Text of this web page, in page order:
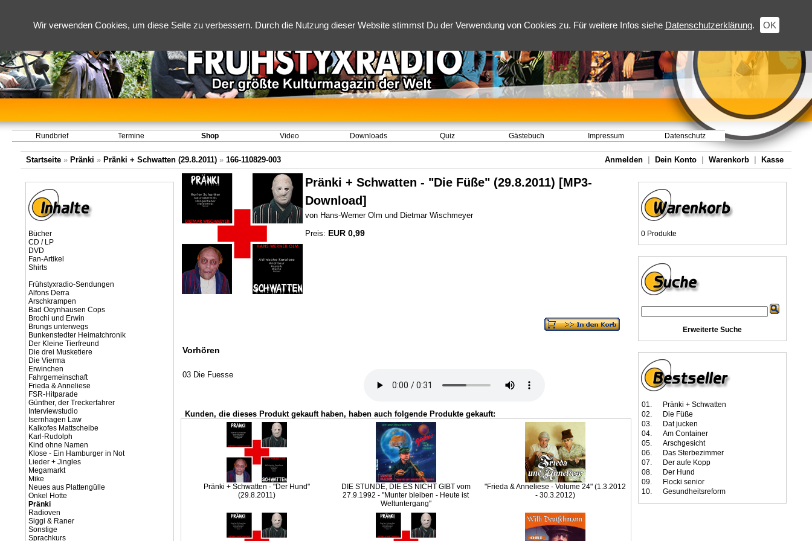
Wir verwenden Cookies, um diese Seite zu verbessern. Durch die Nutzung dieser Website stimmst Du der Verwendung von Cookies zu. Für weitere Infos siehe Datenschutzerklärung. OK
Rundbrief Termine Shop Video Downloads Quiz Gästebuch Impressum Datenschutz
Startseite » Pränki » Pränki + Schwatten (29.8.2011) » 166-110829-003 Anmelden Dein Konto Warenkorb Kasse
Bücher
CD / LP
DVD
Fan-Artikel
Shirts
Frühstyxradio-Sendungen
Alfons Derra
Arschkrampen
Bad Oeynhausen Cops
Brochi und Erwin
Brungs unterwegs
Bunkenstedter Heimatchronik
Der Kleine Tierfreund
Die drei Musketiere
Die Vierma
Erwinchen
Fahrgemeinschaft
Frieda & Anneliese
FSR-Hitparade
Günther, der Treckerfahrer
Interviewstudio
Isernhagen Law
Kalkofes Mattscheibe
Karl-Rudolph
Kind ohne Namen
Klose - Ein Hamburger in Not
Lieder + Jingles
Megamarkt
Mike
Neues aus Plattengülle
Onkel Hotte
Pränki
Radioven
Siggi & Raner
Sonstige
Sprachkurs
Pränki + Schwatten - "Die Füße" (29.8.2011) [MP3-
Download]
von Hans-Werner Olm und Dietmar Wischmeyer
Preis: EUR 0,99
Vorhören
03 Die Fuesse
Kunden, die dieses Produkt gekauft haben, haben auch folgende Produkte gekauft:
Pränki + Schwatten - "Der Hund"
(29.8.2011)
DIE STUNDE, DIE ES NICHT GIBT vom
27.9.1992 - "Munter bleiben - Heute ist
Weltuntergang"
"Frieda & Anneliese - Volume 24" (1.3.2012
- 30.3.2012)
0 Produkte
Erweiterte Suche
01.
Pränki + Schwatten
02.
Die Füße
03.
Dat jucken
04.
Am Container
05.
Arschgesicht
06.
Das Sterbezimmer
07.
Der aufe Kopp
08.
Der Hund
09.
Flocki senior
10.
Gesundheitsreform